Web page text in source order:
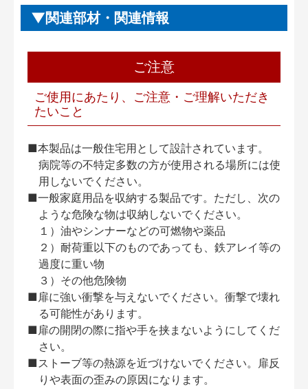
関連部材・関連情報
ご注意
ご使用にあたり、ご注意・ご理解いただき
たいこと
■本製品は一般住宅用として設計されています。
病院等の不特定多数の方が使用される場所には使
用しないでください。
■一般家庭用品を収納する製品です。ただし、次の
ような危険な物は収納しないでください。
１）油やシンナーなどの可燃物や薬品
２）耐荷重以下のものであっても、鉄アレイ等の
過度に重い物
３）その他危険物
■扉に強い衝撃を与えないでください。衝撃で壊れ
る可能性があります。
■扉の開閉の際に指や手を挟まないようにしてくだ
さい。
■ストーブ等の熱源を近づけないでください。扉反
りや表面の歪みの原因になります。